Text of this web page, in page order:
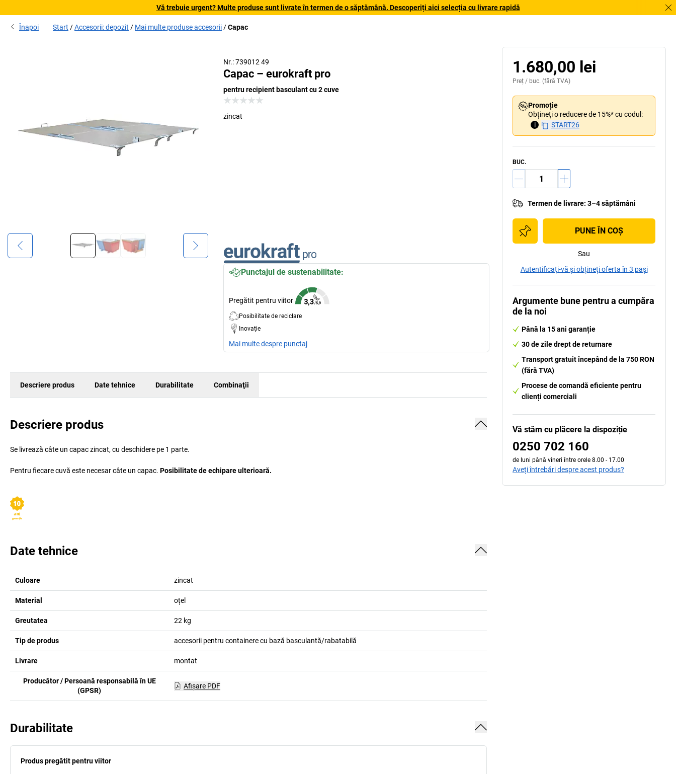
Vă trebuie urgent? Multe produse sunt livrate în termen de o săptămână. Descoperiți aici selecția cu livrare rapidă
Înapoi Start Accesorii: depozit Mai multe produse accesorii Capac
Nr.: 739012 49
Capac – eurokraft pro
pentru recipient basculant cu 2 cuve
zincat
Punctajul de sustenabilitate:
Pregătit pentru viitor
Posibilitate de reciclare
Inovație
Mai multe despre punctaj
Descriere produs Date tehnice Durabilitate Combinaţii
Descriere produs
Se livrează câte un capac zincat, cu deschidere pe 1 parte.
Pentru fiecare cuvă este necesar câte un capac. Posibilitate de echipare ulterioară.
Date tehnice
Culoare zincat
Material oțel
Greutatea 22 kg
Tip de produs accesorii pentru containere cu bază basculantă/rabatabilă
Livrare montat
Producător / Persoană responsabilă în UE
(GPSR)
Afişare PDF
Durabilitate
Produs pregătit pentru viitor
1.680,00 lei
Preț / buc. (fără TVA)
Promoție
Obțineți o reducere de 15%* cu codul:
i
START26
BUC.
Termen de livrare: 3–4 săptămâni
PUNE ÎN COŞ
Sau
Autentificați-vă și obțineți oferta în 3 pași
Argumente bune pentru a cumpăra
de la noi
Până la 15 ani garanție
30 de zile drept de returnare
Transport gratuit începând de la 750 RON
(fără TVA)
Procese de comandă eficiente pentru
clienți comerciali
Vă stăm cu plăcere la dispoziție
0250 702 160
de luni până vineri între orele 8.00 - 17.00
Aveți întrebări despre acest produs?